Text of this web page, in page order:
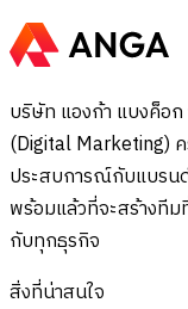
บริษัท แองก้า แบงค็อ
(Digital Marketing)
ประสบการณ์กับแบรนด์
พร้อมแล้วที่จะสร้างทีม
กับทุกธุรกิจ
สิ่งที่น่าสนใจ